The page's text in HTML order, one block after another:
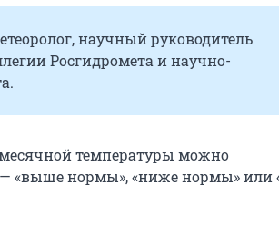
научный руководитель
Росгидромета и научно-
температуры можно
— «выше нормы», «ниже нормы» или